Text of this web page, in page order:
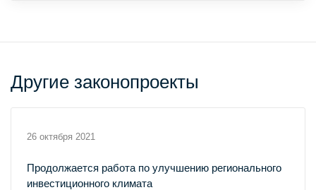
Другие законопроекты
26 октября 2021
Продолжается работа по улучшению регионального
инвестиционного климата